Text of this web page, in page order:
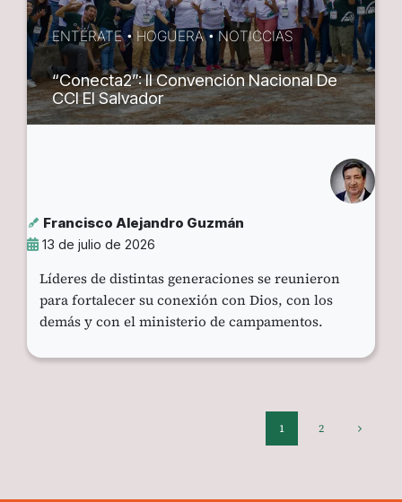
ENTÉRATE•HOGUERA• NOTICCIAS
“Conecta2”: II Convención Nacional De
CCI El Salvador
Francisco Alejandro Guzmán
13 de julio de 2026
Líderes de distintas generaciones se reunieron
para fortalecer su conexión con Dios, con los
demás y con el ministerio de campamentos.
1 2